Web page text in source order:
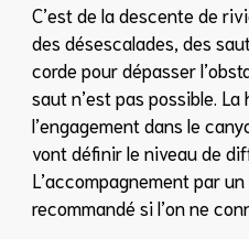
C’est de la descente de
des désescalades, des
corde pour dépasser
saut n’est pas possible.
l’engagement dans le
vont définir le niveau de
L’accompagnement par
recommandé si l’on ne